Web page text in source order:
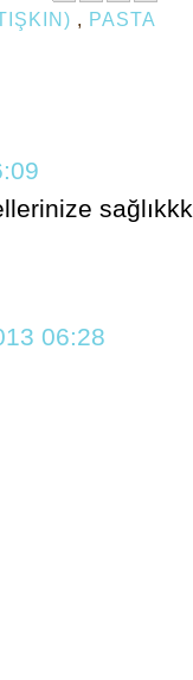
, PASTA
06:28